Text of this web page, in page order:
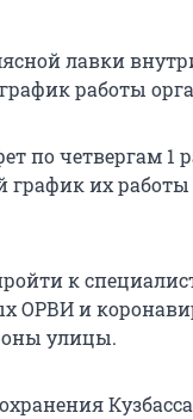
лавки
работы
по четвергам 1
их
к
ОРВИ и
улицы.